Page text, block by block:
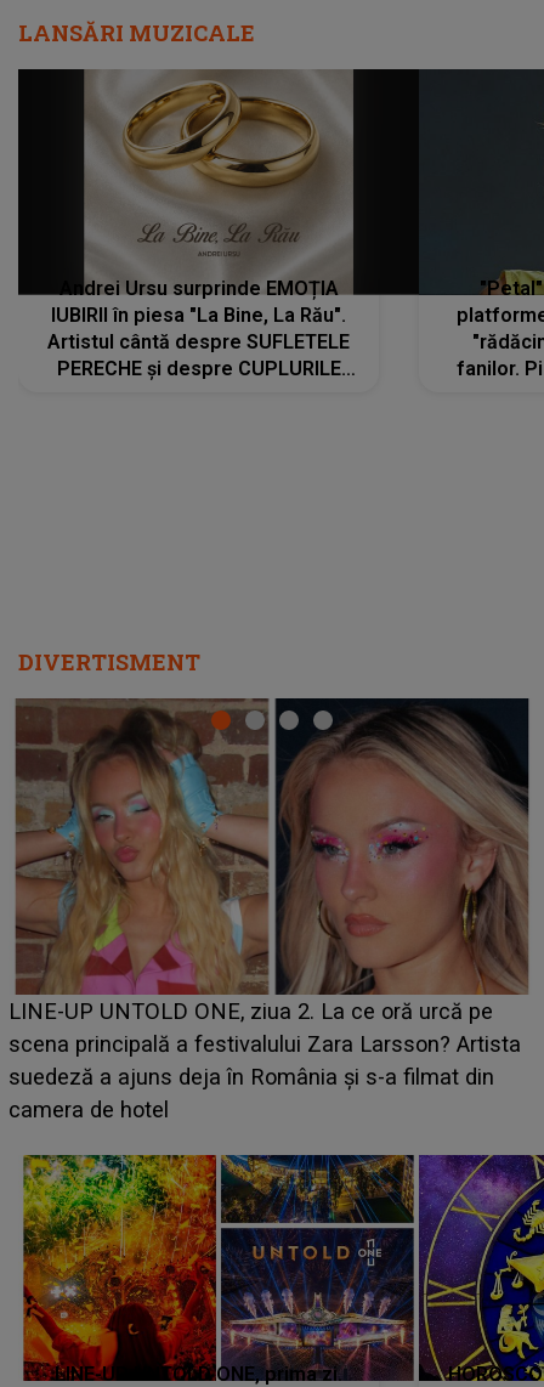
LANSĂRI MUZICALE
Andrei Ursu surprinde EMOȚIA
IUBIRII în piesa "La Bine, La Rău".
Artistul cântă despre SUFLETELE
PERECHE și despre CUPLURILE
fanilor.
DIVERTISMENT
Ce a dezvăluit noua concurentă din "Casa Iubirii" l-a
luat prin surprindere pe Emanuel. CINE ESTE
BĂIATUL VIZAT de Alexandra?! Aflându-se în fața
faptului împlinit, A RECUNOSCUT IMEDIAT: "Am
LINE-UP UNTOLD ONE, prima zi.